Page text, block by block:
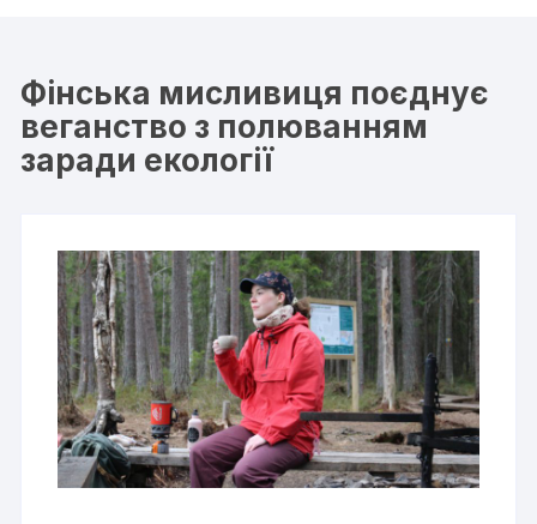
Фінська мисливиця поєднує
веганство з полюванням
заради екології